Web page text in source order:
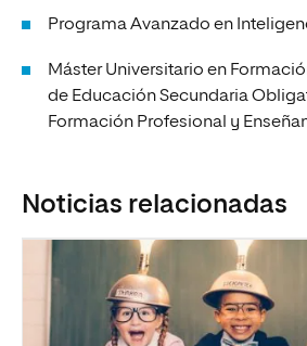
Programa Avanzado en
Máster Universitario en
de Educación Secundaria
Formación Profesional y
Noticias relacionadas